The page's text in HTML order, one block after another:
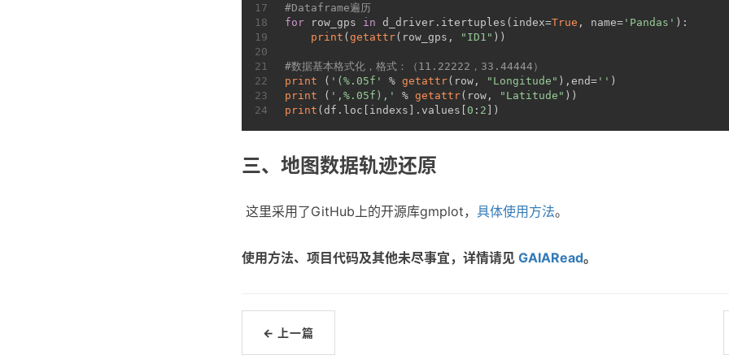
17
18
19
20
21
22
23
24
#Dataframe遍历
for row_gps in d_driver.itertuples(index=True , name= 'Pandas' ):
print ( getattr(row_gps, "ID1" ))
#数据基本格式化，格式：（11.22222，33.44444）
print ( '(%.05f' % getattr(row, "Longitude" ),end= '' )
print ( ',%.05f),' % getattr(row, "Latitude" ))
print (df.loc[indexs].values[ 0 : 2 ])
三、地图数据轨迹还原
​ 这里采用了GitHub上的开源库gmplot， 具体使用方法。
使用方法、项目代码及其他未尽事宜，详情请见 GAIARead。
← 上一篇